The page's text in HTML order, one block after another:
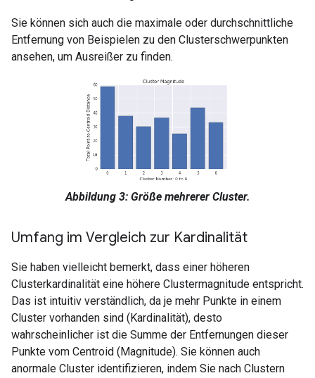
Sie können sich auch die maximale oder durchschnittliche
Entfernung von Beispielen zu den Clusterschwerpunkten
ansehen, um Ausreißer zu finden.
Abbildung 3: Größe mehrerer Cluster.
Umfang im Vergleich zur Kardinalität
Sie haben vielleicht bemerkt, dass einer höheren
Clusterkardinalität eine höhere Clustermagnitude entspricht.
Das ist intuitiv verständlich, da je mehr Punkte in einem
Cluster vorhanden sind (Kardinalität), desto
wahrscheinlicher ist die Summe der Entfernungen dieser
Punkte vom Centroid (Magnitude). Sie können auch
anormale Cluster identifizieren, indem Sie nach Clustern